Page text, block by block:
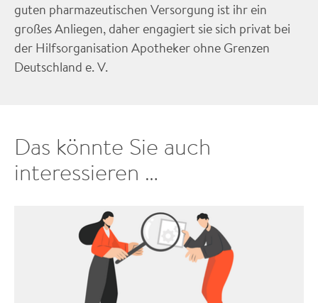
guten pharmazeutischen Versorgung ist ihr ein
großes Anliegen, daher engagiert sie sich privat bei
der Hilfsorganisation Apotheker ohne Grenzen
Deutschland e. V.
Das könnte Sie auch
interessieren …